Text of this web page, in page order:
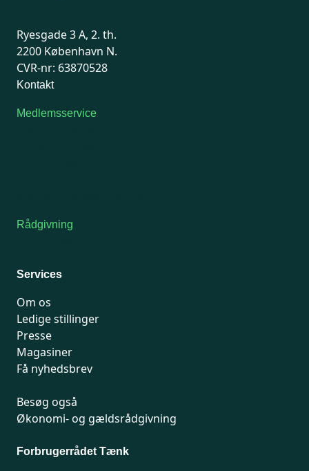
Ryesgade 3 A, 2. th.
2200 København N.
CVR-nr: 63870528
Kontakt
Medlemsservice
Rådgivning
Services
Om os
Ledige stillinger
Presse
Magasiner
Få nyhedsbrev
Besøg også
Økonomi- og gældsrådgivning
Forbrugerrådet Tænk